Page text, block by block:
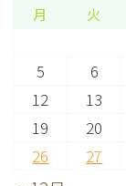
月 火
5
6
12
13
19
20
26
27